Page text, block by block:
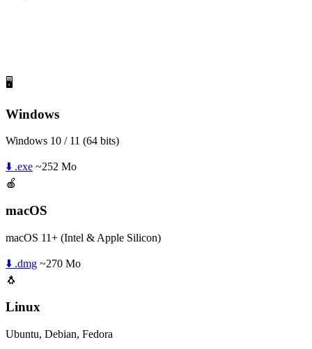
🖥️
Windows
Windows 10 / 11 (64 bits)
⬇️ .exe ~252 Mo
🍎
macOS
macOS 11+ (Intel & Apple Silicon)
⬇️ .dmg ~270 Mo
🐧
Linux
Ubuntu, Debian, Fedora